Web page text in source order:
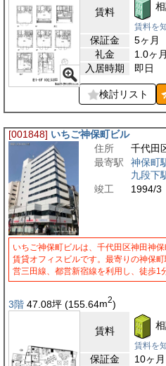
賃料
賃料を
保証金
5ヶ月
礼金
1.0ヶ月
入居時期
即日
検討リスト
[001848] いちご神保町ビル
住所
千代田
最寄駅
神保町
九段下
竣工
1994/3
いちご神保町ビルは、千代田区神田神
賃貸オフィスビルです。最寄りの神保
営三田線、都営新宿線を利用し、徒歩1
3階 47.08坪 (155.64m2)
賃料
賃料を
保証金
10ヶ月